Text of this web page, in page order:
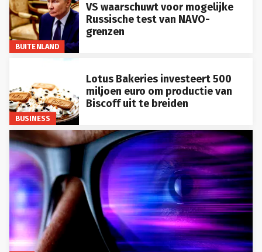
BUITENLAND
VS waarschuwt voor mogelijke
Russische test van NAVO-
grenzen
BUSINESS
Lotus Bakeries investeert 500
miljoen euro om productie van
Biscoff uit te breiden